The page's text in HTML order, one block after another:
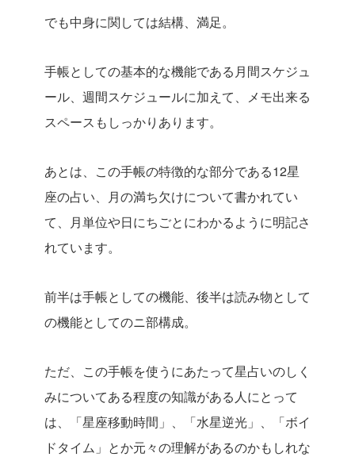
でも中身に関しては結構、満足。
手帳としての基本的な機能である月間スケジュ
ール、週間スケジュールに加えて、メモ出来る
スペースもしっかりあります。
あとは、この手帳の特徴的な部分である12星
座の占い、月の満ち欠けについて書かれてい
て、月単位や日にちごとにわかるように明記さ
れています。
前半は手帳としての機能、後半は読み物として
の機能としてのニ部構成。
ただ、この手帳を使うにあたって星占いのしく
みについてある程度の知識がある人にとって
は、「星座移動時間」、「水星逆光」、「ボイ
ドタイム」とか元々の理解があるのかもしれな